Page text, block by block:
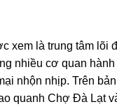
xem là trung tâm lõi
nhiều cơ quan
nhộn nhịp. Trên
quanh Chợ Đà Lạt